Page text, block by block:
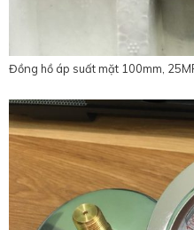
Đồng hồ áp suất mặt 100mm,